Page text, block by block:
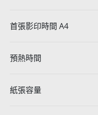
首張影印時間 A4
預熱時間
紙張容量